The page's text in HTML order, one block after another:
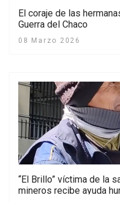
El coraje de las
Guerra del Chaco
08 Marzo 2026
“El Brillo” víctima de la
mineros recibe ayuda